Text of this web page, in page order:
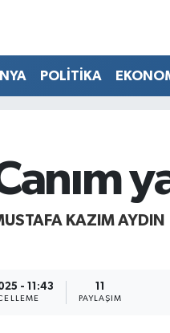
POLİTİKA
KAZIM AYDIN
- 11:43
PAYLAŞIM